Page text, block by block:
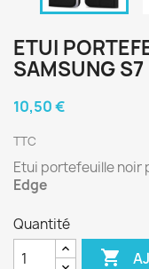
ETUI
SAMSUNG S7
10,50 €
TTC
Etui portefeuille noir
Edge
Quantité
